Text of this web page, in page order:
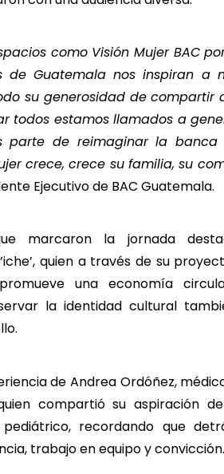
como Visión Mujer BAC
de Guatemala nos inspiran
su generosidad de compartir
todos estamos llamados a
parte de reimaginar la
crece, crece su familia, su
Ejecutivo de BAC Guatemala.
marcaron la jornada
quien a través de su
una economía
la identidad cultural
de Andrea Ordóñez,
compartió su aspiración
recordando que
trabajo en equipo y convicción.